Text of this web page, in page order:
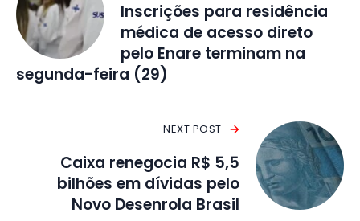
Inscrições para residência
médica de acesso direto
pelo Enare terminam na
segunda-feira (29)
NEXT POST
Caixa renegocia R$ 5,5
bilhões em dívidas pelo
Novo Desenrola Brasil